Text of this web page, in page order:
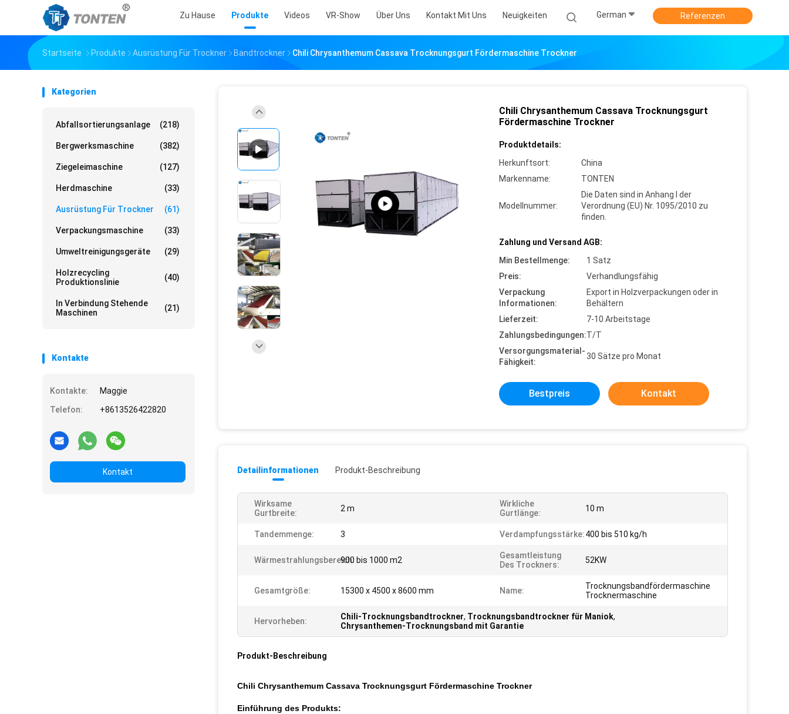
Zu Hause Produkte Videos VR-Show Über Uns Kontakt Mit Uns Neuigkeiten German Referenzen
Startseite Produkte Ausrüstung Für Trockner Bandtrockner Chili Chrysanthemum Cassava Trocknungsgurt Fördermaschine Trockner
Kategorien
Abfallsortierungsanlage (218)
Bergwerksmaschine (382)
Ziegeleimaschine (127)
Herdmaschine (33)
Ausrüstung Für Trockner (61)
Verpackungsmaschine (33)
Umweltreinigungsgeräte (29)
Holzrecycling
Produktionslinie
(40)
In Verbindung Stehende
Maschinen
(21)
Kontakte
Kontakte:
Maggie
Telefon:
+8613526422820
Kontakt
Chili Chrysanthemum Cassava Trocknungsgurt
Fördermaschine Trockner
Produktdetails:
Herkunftsort:
China
Markenname:
TONTEN
Modellnummer:
Die Daten sind in Anhang I der
Verordnung (EU) Nr. 1095/2010 zu
finden.
Zahlung und Versand AGB:
Min Bestellmenge:
1 Satz
Preis:
Verhandlungsfähig
Verpackung
Informationen:
Export in Holzverpackungen oder in
Behältern
Lieferzeit:
7-10 Arbeitstage
Zahlungsbedingungen:T/T
Versorgungsmaterial-
Fähigkeit:
30 Sätze pro Monat
Bestpreis Kontakt
Detailinformationen Produkt-Beschreibung
Wirksame
Gurtbreite:
2 m
Wirkliche
Gurtlänge:
10 m
Tandemmenge: 3 Verdampfungsstärke:400 bis 510 kg/h
Wärmestrahlungsbereich:900 bis 1000 m2
Gesamtleistung
Des Trockners:
52KW
Gesamtgröße: 15300 x 4500 x 8600 mm Name:
Trocknungsbandfördermaschine
Trocknermaschine
Hervorheben: Chili-Trocknungsbandtrockner, Trocknungsbandtrockner für Maniok,
Chrysanthemen-Trocknungsband mit Garantie
Produkt-Beschreibung
Chili Chrysanthemum Cassava Trocknungsgurt Fördermaschine Trockner
Einführung des Produkts: